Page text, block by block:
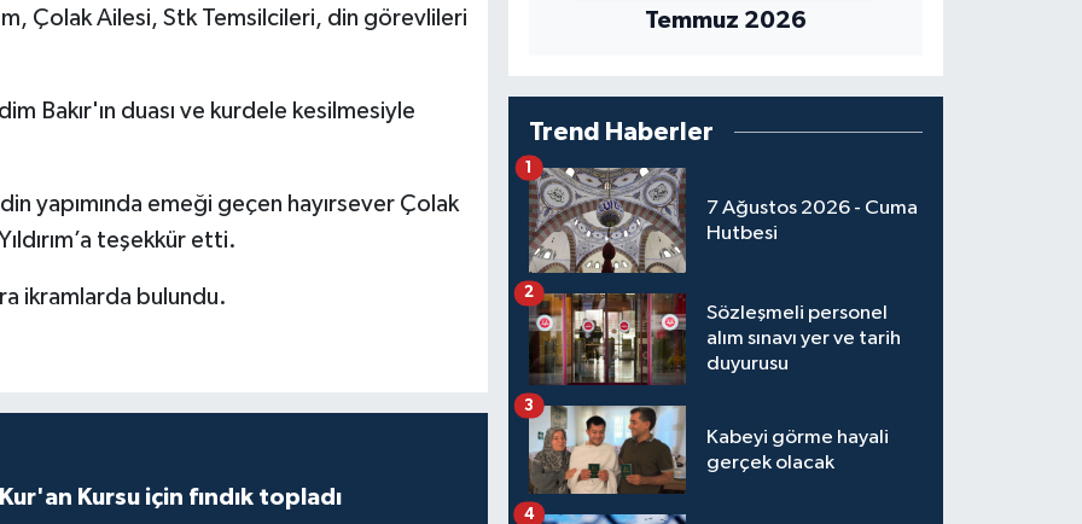
Çolak Ailesi, Stk Temsilcileri, din görevlileri
Bakır'ın duası ve kurdele kesilmesiyle
yapımında emeği geçen hayırsever Çolak
teşekkür etti.
ikramlarda bulundu.
Kursu için fındık topladı
Temmuz 2026
Trend Haberler
7 Ağustos 2026 - Cuma
Hutbesi
1
Sözleşmeli personel
alım sınavı yer ve tarih
duyurusu
2
Kabeyi görme hayali
gerçek olacak
3
4